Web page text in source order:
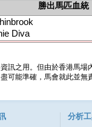
勝出馬匹血統
Diva
訊之用。但由於香港馬
可能準確，馬會就此並
分析